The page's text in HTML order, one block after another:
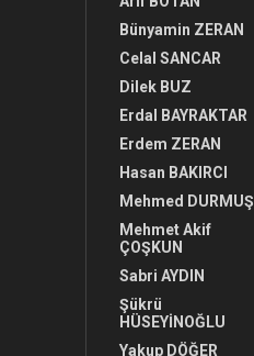
Bünyamin ZERAN
Celal SANCAR
Dilek BUZ
Erdal BAYRAKTAR
Erdem ZERAN
Hasan BAKIRCI
Mehmed DURMUŞ
Mehmet Akif
ÇOŞKUN
Sabri AYDIN
Şükrü
HÜSEYİNOĞLU
Yakup DÖĞER